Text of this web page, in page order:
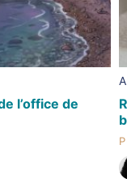
l’office de